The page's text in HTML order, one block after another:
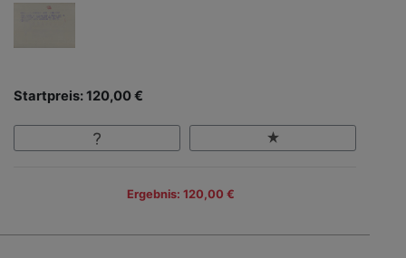
Startpreis: 120,00 €
Ergebnis: 120,00 €